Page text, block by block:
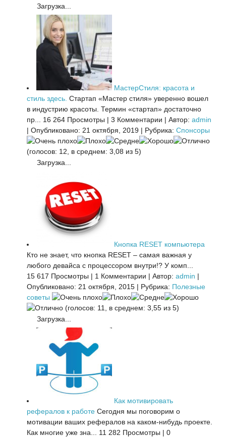
Загрузка...
МастерСтиля: красота и
стиль здесь. Стартап «Мастер стиля» уверенно вошел
в индустрию красоты. Термин «стартап» достаточно
пр...
16 264 Просмотры | 3 Комментарии | Автор: admin
| Опубликовано: 21 октября, 2019 | Рубрика: Спонсоры
(голосов: 12, в среднем: 3,08 из 5)
Загрузка...
Кнопка RESET компьютера
Кто не знает, что кнопка RESET – самая важная у
любого девайса с процессором внутри!? У комп...
15 617 Просмотры | 1 Комментарии | Автор: admin |
Опубликовано: 21 октября, 2015 | Рубрика: Полезные
советы
(голосов: 11, в среднем: 3,55 из 5)
Загрузка...
Как мотивировать
рефералов к работе Сегодня мы поговорим о
мотивации ваших рефералов на каком-нибудь проекте.
Как многие уже зна...
11 282 Просмотры | 0